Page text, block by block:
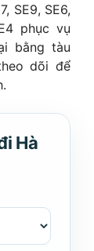
SE9, SE6,
phục vụ
bằng tàu
dõi để
Hà